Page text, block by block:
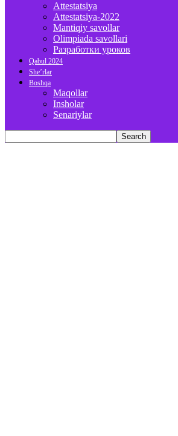
Attestatsiya
Attestatsiya-2022
Mantiqiy savollar
Olimpiada savollari
Разработки уроков
Qabul 2024
She’rlar
Boshqa
Maqollar
Insholar
Senariylar